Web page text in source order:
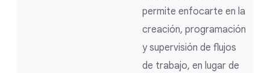
permite enfocarte en la
creación, programación
y supervisión de flujos
de trabajo, en lugar de